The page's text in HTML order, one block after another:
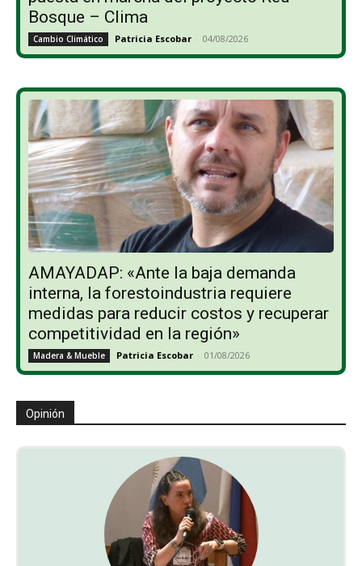
Bosque – Clima
Cambio Climático Patricia Escobar - 04/08/2026
AMAYADAP: «Ante la baja demanda
interna, la forestoindustria requiere
medidas para reducir costos y recuperar
competitividad en la región»
Madera & Mueble Patricia Escobar - 01/08/2026
Opinión